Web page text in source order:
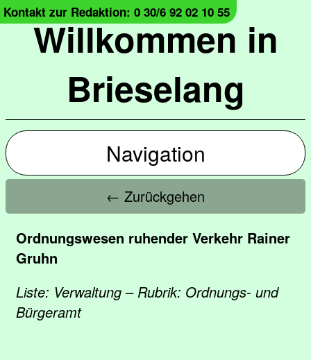
Willkommen in
Brieselang
Kontakt zur Redaktion: 0 30/6 92 02 10 55
Navigation
← Zurückgehen
Ordnungswesen ruhender Verkehr Rainer
Gruhn
Liste: Verwaltung – Rubrik: Ordnungs- und
Bürgeramt